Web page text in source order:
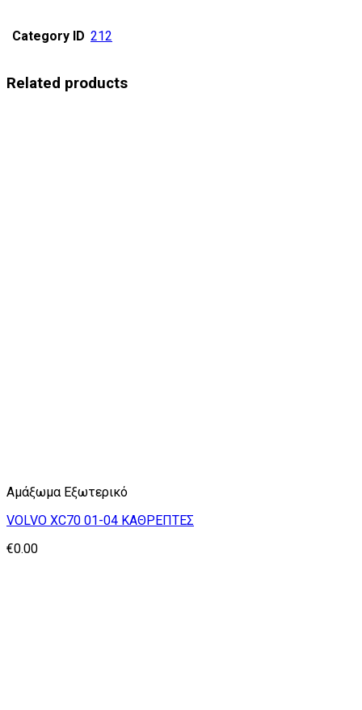
Category ID 212
Related products
Αμάξωμα Εξωτερικό
VOLVO XC70 01-04 ΚΑΘΡΕΠΤΕΣ
€0.00